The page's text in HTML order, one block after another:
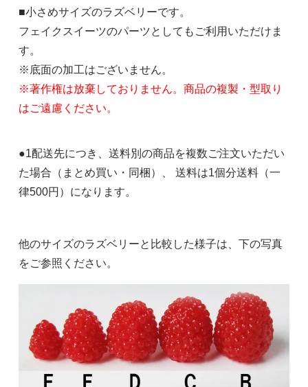
■小さめサイズのラズベリーです。
フェイクスイーツのパーツとしてもご利用いただけま
す。
※底面の加工はございません。
※著作権は放棄しておりません。商品の複製・型取り
はご遠慮ください。
●1配送先につき、送料別の商品を複数ご注文いただい
た場合（まとめ買い・同梱）、 送料は1個分送料（一
律500円）になります。
他のサイズのラズベリーと比較した様子は、下の写真
をご参照ください。